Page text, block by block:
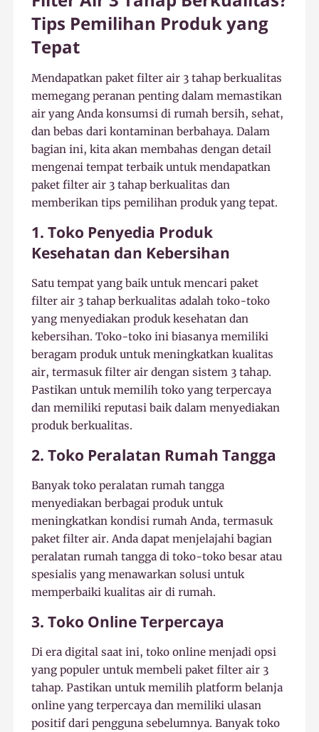
Tips Pemilihan Produk yang
Tepat
Mendapatkan paket filter air 3 tahap berkualitas
memegang peranan penting dalam memastikan
air yang Anda konsumsi di rumah bersih, sehat,
dan bebas dari kontaminan berbahaya. Dalam
bagian ini, kita akan membahas dengan detail
mengenai tempat terbaik untuk mendapatkan
paket filter air 3 tahap berkualitas dan
memberikan tips pemilihan produk yang tepat.
1. Toko Penyedia Produk
Kesehatan dan Kebersihan
Satu tempat yang baik untuk mencari paket
filter air 3 tahap berkualitas adalah toko-toko
yang menyediakan produk kesehatan dan
kebersihan. Toko-toko ini biasanya memiliki
beragam produk untuk meningkatkan kualitas
air, termasuk filter air dengan sistem 3 tahap.
Pastikan untuk memilih toko yang terpercaya
dan memiliki reputasi baik dalam menyediakan
produk berkualitas.
2. Toko Peralatan Rumah Tangga
Banyak toko peralatan rumah tangga
menyediakan berbagai produk untuk
meningkatkan kondisi rumah Anda, termasuk
paket filter air. Anda dapat menjelajahi bagian
peralatan rumah tangga di toko-toko besar atau
spesialis yang menawarkan solusi untuk
memperbaiki kualitas air di rumah.
3. Toko Online Terpercaya
Di era digital saat ini, toko online menjadi opsi
yang populer untuk membeli paket filter air 3
tahap. Pastikan untuk memilih platform belanja
online yang terpercaya dan memiliki ulasan
positif dari pengguna sebelumnya. Banyak toko